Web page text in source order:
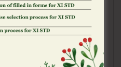
sopra alcuni casino i
sono esclusi dalle
nostri analisi, abbiamo
i termini anche le
concentrandoci